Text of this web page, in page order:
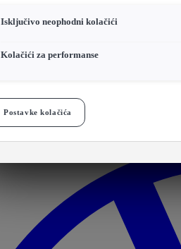
Isključivo neophodni kolačići
Kolačići za performanse
Postavke kolačića